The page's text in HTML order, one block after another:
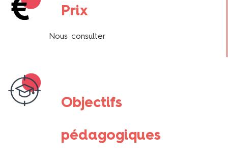
Prix
Nous consulter
Objectifs
pédagogiques